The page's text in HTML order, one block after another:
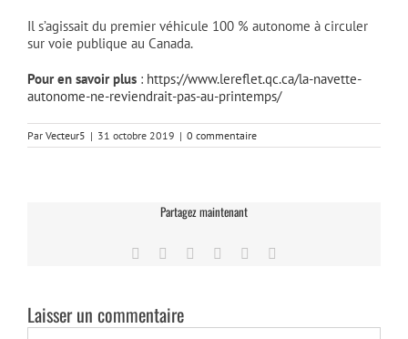
Il s’agissait du premier véhicule 100 % autonome à circuler
sur voie publique au Canada.
Pour en savoir plus : https://www.lereflet.qc.ca/la-navette-
autonome-ne-reviendrait-pas-au-printemps/
Par Vecteur5 | 31 octobre 2019 | 0 commentaire
Partagez maintenant
Facebook
TwitterLinkedIn
TumblrPinterest
Laisser un commentaire